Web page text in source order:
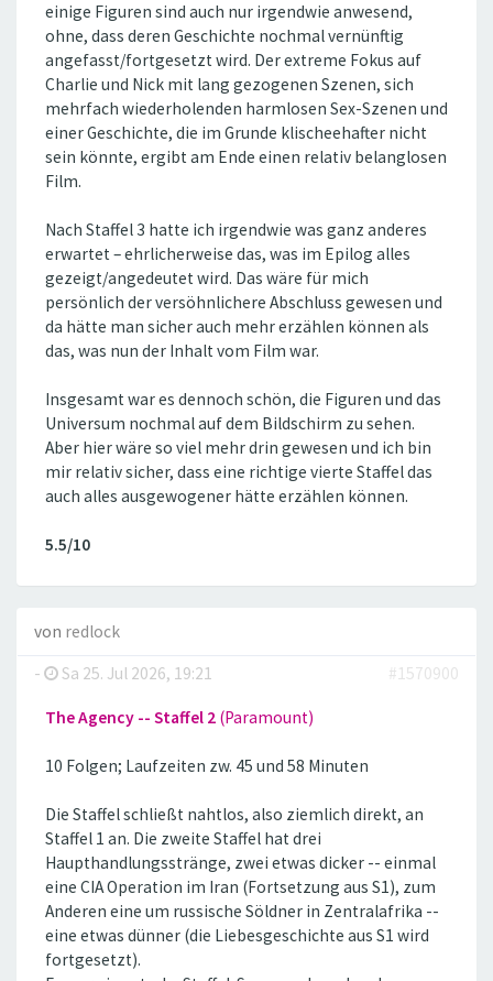
einige Figuren sind auch nur irgendwie anwesend,
ohne, dass deren Geschichte nochmal vernünftig
angefasst/fortgesetzt wird. Der extreme Fokus auf
Charlie und Nick mit lang gezogenen Szenen, sich
mehrfach wiederholenden harmlosen Sex-Szenen und
einer Geschichte, die im Grunde klischeehafter nicht
sein könnte, ergibt am Ende einen relativ belanglosen
Film.
Nach Staffel 3 hatte ich irgendwie was ganz anderes
erwartet – ehrlicherweise das, was im Epilog alles
gezeigt/angedeutet wird. Das wäre für mich
persönlich der versöhnlichere Abschluss gewesen und
da hätte man sicher auch mehr erzählen können als
das, was nun der Inhalt vom Film war.
Insgesamt war es dennoch schön, die Figuren und das
Universum nochmal auf dem Bildschirm zu sehen.
Aber hier wäre so viel mehr drin gewesen und ich bin
mir relativ sicher, dass eine richtige vierte Staffel das
auch alles ausgewogener hätte erzählen können.
5.5/10
von redlock
-
Sa 25. Jul 2026, 19:21 #1570900
The Agency -- Staffel 2 (Paramount)
10 Folgen; Laufzeiten zw. 45 und 58 Minuten
Die Staffel schließt nahtlos, also ziemlich direkt, an
Staffel 1 an. Die zweite Staffel hat drei
Haupthandlungsstränge, zwei etwas dicker -- einmal
eine CIA Operation im Iran (Fortsetzung aus S1), zum
Anderen eine um russische Söldner in Zentralafrika --
eine etwas dünner (die Liebesgeschichte aus S1 wird
fortgesetzt).